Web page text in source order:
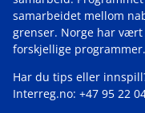
samarbeidet mellom
grenser. Norge har vært
forskjellige programmer.
Har du tips eller
Interreg.no: +47 95 22